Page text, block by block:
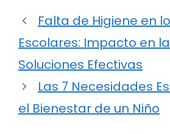
Falta de Higiene en
Escolares: Impacto en
Soluciones Efectivas
Las 7 Necesidades
el Bienestar de un Niño